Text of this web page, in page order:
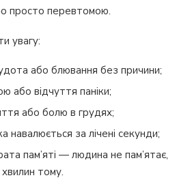
просто перевтомою.
увагу:
або блювання без причини;
або відчуття паніки;
або болю в грудях;
навалюється за лічені секунди;
пам’яті — людина не пам’ятає,
тому.